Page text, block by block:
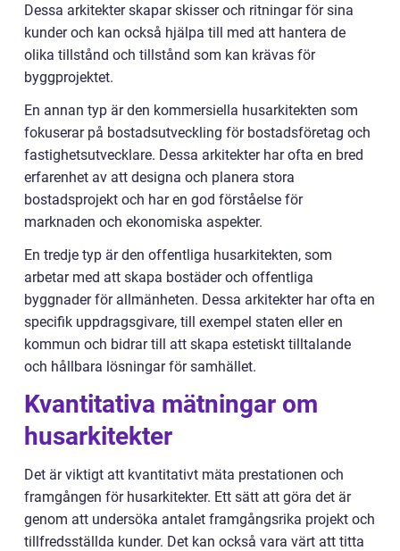
Dessa arkitekter skapar skisser och ritningar för sina
kunder och kan också hjälpa till med att hantera de
olika tillstånd och tillstånd som kan krävas för
byggprojektet.
En annan typ är den kommersiella husarkitekten som
fokuserar på bostadsutveckling för bostadsföretag och
fastighetsutvecklare. Dessa arkitekter har ofta en bred
erfarenhet av att designa och planera stora
bostadsprojekt och har en god förståelse för
marknaden och ekonomiska aspekter.
En tredje typ är den offentliga husarkitekten, som
arbetar med att skapa bostäder och offentliga
byggnader för allmänheten. Dessa arkitekter har ofta en
specifik uppdragsgivare, till exempel staten eller en
kommun och bidrar till att skapa estetiskt tilltalande
och hållbara lösningar för samhället.
Kvantitativa mätningar om
husarkitekter
Det är viktigt att kvantitativt mäta prestationen och
framgången för husarkitekter. Ett sätt att göra det är
genom att undersöka antalet framgångsrika projekt och
tillfredsställda kunder. Det kan också vara värt att titta